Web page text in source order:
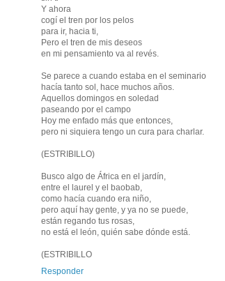
Y ahora
cogí el tren por los pelos
para ir, hacia ti,
Pero el tren de mis deseos
en mi pensamiento va al revés.
Se parece a cuando estaba en el seminario
hacía tanto sol, hace muchos años.
Aquellos domingos en soledad
paseando por el campo
Hoy me enfado más que entonces,
pero ni siquiera tengo un cura para charlar.
(ESTRIBILLO)
Busco algo de África en el jardín,
entre el laurel y el baobab,
como hacía cuando era niño,
pero aquí hay gente, y ya no se puede,
están regando tus rosas,
no está el león, quién sabe dónde está.
(ESTRIBILLO
Responder